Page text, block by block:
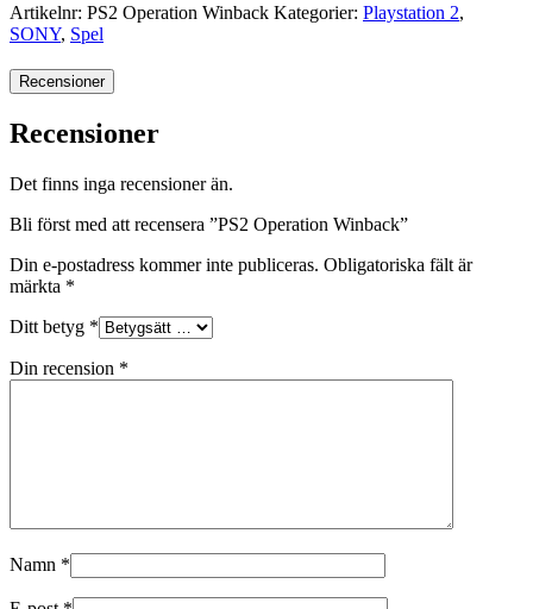
Artikelnr: PS2 Operation Winback Kategorier: Playstation 2,
SONY, Spel
Recensioner
Recensioner
Det finns inga recensioner än.
Bli först med att recensera ”PS2 Operation Winback”
Din e-postadress kommer inte publiceras. Obligatoriska fält är
märkta *
Ditt betyg *
Din recension *
Namn *